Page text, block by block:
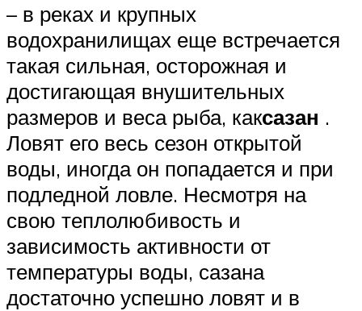
– в реках и крупных
водохранилищах еще встречается
такая сильная, осторожная и
достигающая внушительных
размеров и веса рыба, каксазан .
Ловят его весь сезон открытой
воды, иногда он попадается и при
подледной ловле. Несмотря на
свою теплолюбивость и
зависимость активности от
температуры воды, сазана
достаточно успешно ловят и в